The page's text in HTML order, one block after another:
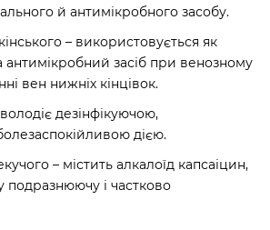
й антимікробного засобу.
– використовується як
антимікробний засіб при венозному
вен нижніх кінцівок.
дезінфікуючою,
дією.
– містить алкалоїд капсаіцин,
подразнюючу і частково